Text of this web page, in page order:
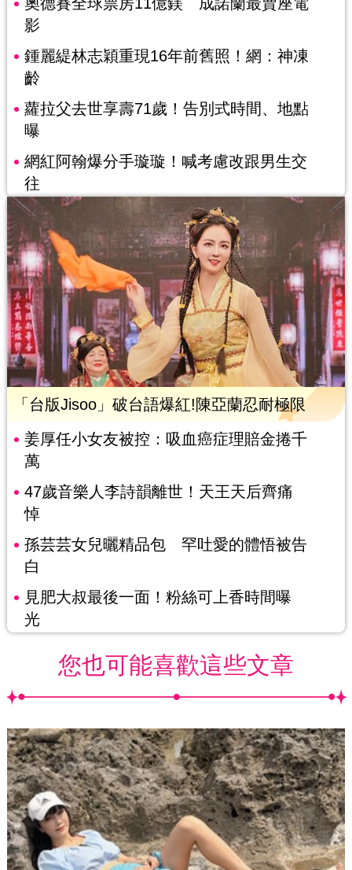
影
鍾麗緹林志穎重現16年前舊照！網：神凍
齡
蘿拉父去世享壽71歲！告別式時間、地點
曝
網紅阿翰爆分手璇璇！喊考慮改跟男生交
往
「台版Jisoo」破台語爆紅!陳亞蘭忍耐極限
姜厚任小女友被控：吸血癌症理賠金捲千
萬
47歲音樂人李詩韻離世！天王天后齊痛
悼
孫芸芸女兒曬精品包 罕吐愛的體悟被告
白
見肥大叔最後一面！粉絲可上香時間曝
光
您也可能喜歡這些文章